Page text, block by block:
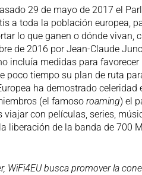
29 de mayo de 2017 el
a toda la población europea,
lo que ganen o dónde
de 2016 por Jean-Claude
incluía medidas para
poco tiempo su plan de ruta
ha demostrado
(el famoso roaming) el
con películas, series,
liberación de la banda de 700
WiFi4EU busca promover la